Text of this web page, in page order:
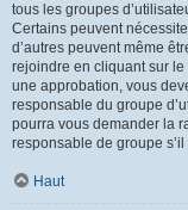
tous les groupes
Certains peuvent
d’autres peuvent même
rejoindre en cliquant sur
une approbation, vous
responsable du groupe
pourra vous demander la
responsable de groupe
Haut